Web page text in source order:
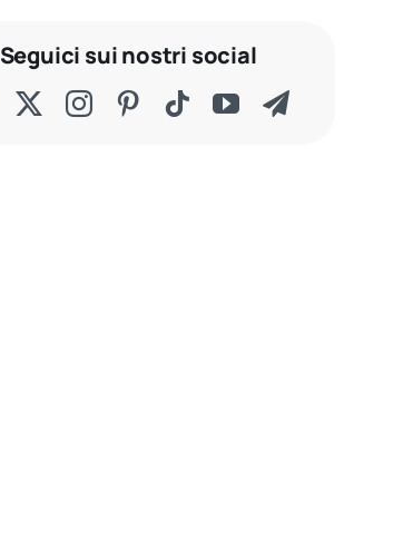
Seguici sui nostri social